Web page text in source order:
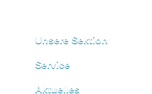
Unsere Sektion
Service
Aktuelles